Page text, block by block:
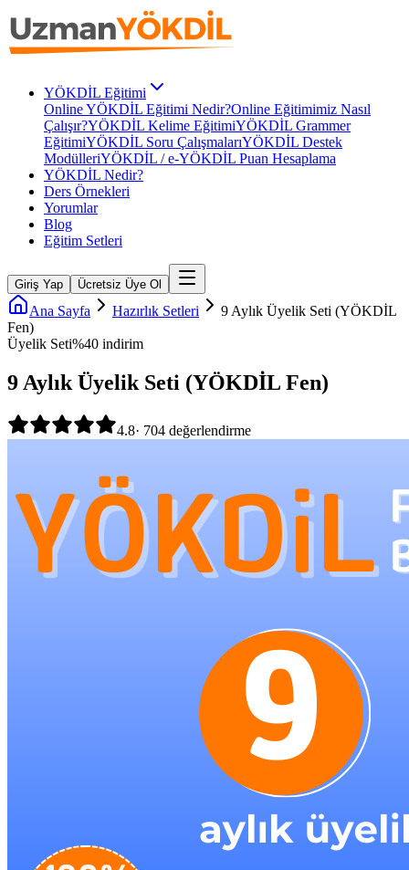
YÖKDİL Eğitimi
Online YÖKDİL Eğitimi Nedir?Online Eğitimimiz Nasıl
Çalışır?YÖKDİL Kelime EğitimiYÖKDİL Grammer
EğitimiYÖKDİL Soru ÇalışmalarıYÖKDİL Destek
ModülleriYÖKDİL / e-YÖKDİL Puan Hesaplama
YÖKDİL Nedir?
Ders Örnekleri
Yorumlar
Blog
Eğitim Setleri
Giriş Yap Ücretsiz Üye Ol
Ana Sayfa Hazırlık Setleri
9 Aylık Üyelik Seti (YÖKDİL
Fen)
Üyelik Seti%40 indirim
9 Aylık Üyelik Seti (YÖKDİL Fen)
4.8· 704 değerlendirme